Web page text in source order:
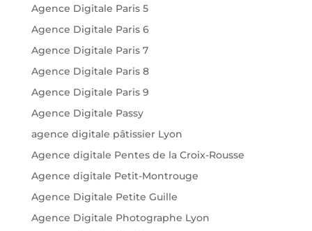
Agence Digitale Paris 5
Agence Digitale Paris 6
Agence Digitale Paris 7
Agence Digitale Paris 8
Agence Digitale Paris 9
Agence Digitale Passy
agence digitale pâtissier Lyon
Agence digitale Pentes de la Croix-Rousse
Agence digitale Petit-Montrouge
Agence Digitale Petite Guille
Agence Digitale Photographe Lyon